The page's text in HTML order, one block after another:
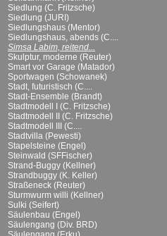
Siedlung (C. Fritzsche)
Siedlung (JURI)
Siedlungshaus (Mentor)
Siedlungshaus, abends (C....
Simsa Labim, reitend...
Skulptur, moderne (Reuter)
Smart vor Garage (Matador)
Sportwagen (Schowanek)
Stadt, futuristisch (C....
Stadt-Ensemble (Brandt)
Stadtmodell I (C. Fritzsche)
Stadtmodell II (C. Fritzsche)
Stadtmodell III (C....
Stadtvilla (Pewesti)
Stapelsteine (Engel)
Steinwald (SFFischer)
Strand-Buggy (Kellner)
Strandbuggy (K. Keller)
Straßeneck (Reuter)
Sturmwurm willi (Kellner)
Sulki (Seifert)
Säulenbau (Engel)
Säulengang (Div. BRD)